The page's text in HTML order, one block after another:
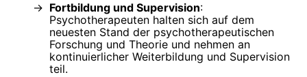
Fortbildung und Supervision:
Psychotherapeuten halten sich auf dem
neuesten Stand der psychotherapeutischen
Forschung und Theorie und nehmen an
kontinuierlicher Weiterbildung und Supervision
teil.